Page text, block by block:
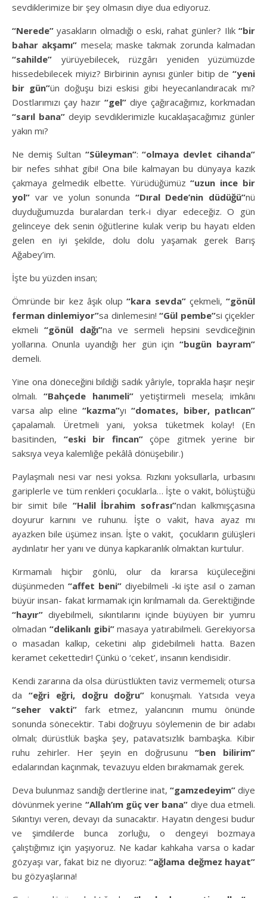
sevdiklerimize bir şey olmasın diye dua ediyoruz.
“Nerede” yasakların olmadığı o eski, rahat günler? Ilık “bir
bahar akşamı” mesela; maske takmak zorunda kalmadan
“sahilde” yürüyebilecek, rüzgârı yeniden yüzümüzde
hissedebilecek miyiz? Birbirinin aynısı günler bitip de “yeni
bir gün”ün doğuşu bizi eskisi gibi heyecanlandıracak mı?
Dostlarımızı çay hazır “gel” diye çağıracağımız, korkmadan
“sarıl bana” deyip sevdiklerimizle kucaklaşacağımız günler
yakın mı?
Ne demiş Sultan “Süleyman”:“olmaya devlet cihanda”
bir nefes sıhhat gibi! Ona bile kalmayan bu dünyaya kazık
çakmaya gelmedik elbette. Yürüdüğümüz“uzun ince bir
yol” var ve yolun sonunda “Dıral Dede’nin düdüğü”nü
duyduğumuzda buralardan terk-i diyar edeceğiz. O gün
gelinceye dek senin öğütlerine kulak verip bu hayatı elden
gelen en iyi şekilde, dolu dolu yaşamak gerek Barış
Ağabey’im.
İşte bu yüzden insan;
Ömründe bir kez âşık olup“kara sevda”çekmeli, “gönül
ferman dinlemiyor”sa dinlemesin!“Gül pembe”si çiçekler
ekmeli“gönül dağı”na ve sermeli hepsini sevdiceğinin
yollarına. Onunla uyandığı her gün için “bugün bayram”
demeli.
Yine ona döneceğini bildiği sadık yâriyle, toprakla haşır neşir
olmalı. “Bahçede hanımeli” yetiştirmeli mesela; imkânı
varsa alıp eline “kazma”yı“domates, biber, patlıcan”
çapalamalı. Üretmeli yani, yoksa tüketmek kolay! (En
basitinden, “eski bir fincan”çöpe gitmek yerine bir
saksıya veya kalemliğe pekâlâ dönüşebilir.)
Paylaşmalı nesi var nesi yoksa. Rızkını yoksullarla, urbasını
gariplerle ve tüm renkleri çocuklarla… İşte o vakit, bölüştüğü
bir simit bile “Halil İbrahim sofrası”ndan kalkmışçasına
doyurur karnını ve ruhunu. İşte o vakit, hava ayaz mı
ayazken bile üşümez insan. İşte o vakit, çocukların gülüşleri
aydınlatır her yanı ve dünya kapkaranlık olmaktan kurtulur.
Kırmamalı hiçbir gönlü, olur da kırarsa küçüleceğini
düşünmeden “affet beni”diyebilmeli -ki işte asıl o zaman
büyür insan- fakat kırmamak için kırılmamalı da. Gerektiğinde
“hayır” diyebilmeli, sıkıntılarını içinde büyüyen bir yumru
olmadan “delikanlı gibi”masaya yatırabilmeli. Gerekiyorsa
o masadan kalkıp, ceketini alıp gidebilmeli hatta. Bazen
keramet cekettedir! Çünkü o ‘ceket’, insanın kendisidir.
Kendi zararına da olsa dürüstlükten taviz vermemeli; otursa
da “eğri eğri, doğru doğru” konuşmalı. Yatsıda veya
“seher vakti”fark etmez, yalancının mumu önünde
sonunda sönecektir. Tabi doğruyu söylemenin de bir adabı
olmalı; dürüstlük başka şey, patavatsızlık bambaşka. Kibir
ruhu zehirler. Her şeyin en doğrusunu“ben bilirim”
edalarından kaçınmak, tevazuyu elden bırakmamak gerek.
Deva bulunmaz sandığı dertlerine inat, “gamzedeyim” diye
dövünmek yerine “Allah’ım güç ver bana” diye dua etmeli.
Sıkıntıyı veren, devayı da sunacaktır. Hayatın dengesi budur
ve şimdilerde bunca zorluğu, o dengeyi bozmaya
çalıştığımız için yaşıyoruz. Ne kadar kahkaha varsa o kadar
gözyaşı var, fakat biz ne diyoruz: “ağlama değmez hayat”
bu gözyaşlarına!